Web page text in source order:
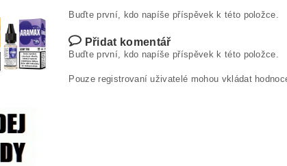
Buďte první, kdo napíše příspěvek k této položce.
Přidat komentář
Buďte první, kdo napíše příspěvek k této položce.
Pouze registrovaní uživatelé mohou vkládat